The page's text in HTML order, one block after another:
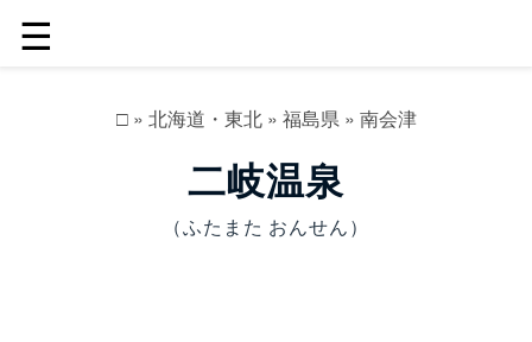
☰
□» 北海道・東北» 福島県» 南会津
二岐温泉
（ふたまた おんせん）